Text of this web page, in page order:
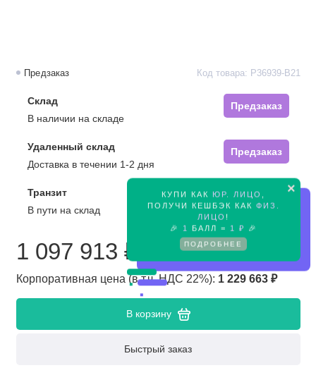
×
КУПИ КАК ЮР. ЛИЦО
ПОЛУЧИ КЕШБЭК КАК ФИЗ.
ЛИЦО !
🎉 1 БАЛЛ = 1 ₽ 🎉
ПОДРОБНЕЕ
Предзаказ Код товара: P36939-B21
Склад
Предзаказ
В наличии на складе
Удаленный склад
Предзаказ
Доставка в течении 1-2 дня
Транзит
Предзаказ
В пути на склад
1 097 913 ₽
Корпоративная цена (в т.ч. НДС 22%): 1 229 663 ₽
В корзину
Быстрый заказ